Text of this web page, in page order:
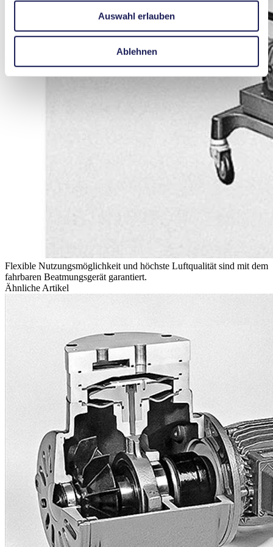
Auswahl erlauben
Ablehnen
Flexible Nutzungsmöglichkeit und höchste Luftqualität sind mit dem
fahrbaren Beatmungsgerät garantiert.
Ähnliche Artikel